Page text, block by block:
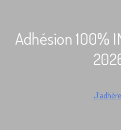
Adhésion 100%